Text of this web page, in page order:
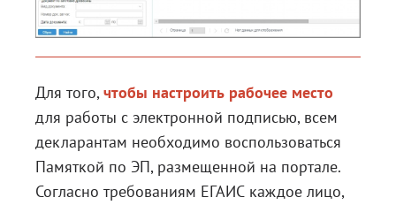
Для того,чтобы настроить рабочее место
для работы с электронной подписью, всем
декларантам необходимо воспользоваться
Памяткой по ЭП, размещенной на портале.
Согласно требованиям ЕГАИС каждое лицо,